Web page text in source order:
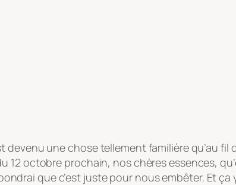
une chose tellement familière qu’au fil
12 octobre prochain, nos chères essences,
que c’est juste pour nous embêter. Et ça